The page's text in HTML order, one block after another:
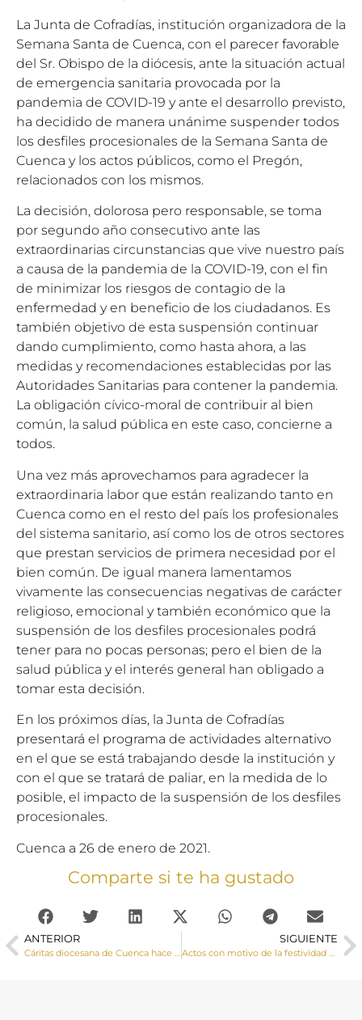
La Junta de Cofradías, institución organizadora de la
Semana Santa de Cuenca, con el parecer favorable
del Sr. Obispo de la diócesis, ante la situación actual
de emergencia sanitaria provocada por la
pandemia de COVID-19 y ante el desarrollo previsto,
ha decidido de manera unánime suspender todos
los desfiles procesionales de la Semana Santa de
Cuenca y los actos públicos, como el Pregón,
relacionados con los mismos.
La decisión, dolorosa pero responsable, se toma
por segundo año consecutivo ante las
extraordinarias circunstancias que vive nuestro país
a causa de la pandemia de la COVID-19, con el fin
de minimizar los riesgos de contagio de la
enfermedad y en beneficio de los ciudadanos. Es
también objetivo de esta suspensión continuar
dando cumplimiento, como hasta ahora, a las
medidas y recomendaciones establecidas por las
Autoridades Sanitarias para contener la pandemia.
La obligación cívico-moral de contribuir al bien
común, la salud pública en este caso, concierne a
todos.
Una vez más aprovechamos para agradecer la
extraordinaria labor que están realizando tanto en
Cuenca como en el resto del país los profesionales
del sistema sanitario, así como los de otros sectores
que prestan servicios de primera necesidad por el
bien común. De igual manera lamentamos
vivamente las consecuencias negativas de carácter
religioso, emocional y también económico que la
suspensión de los desfiles procesionales podrá
tener para no pocas personas; pero el bien de la
salud pública y el interés general han obligado a
tomar esta decisión.
En los próximos días, la Junta de Cofradías
presentará el programa de actividades alternativo
en el que se está trabajando desde la institución y
con el que se tratará de paliar, en la medida de lo
posible, el impacto de la suspensión de los desfiles
procesionales.
Cuenca a 26 de enero de 2021.
Comparte si te ha gustado
ANTERIOR
Cáritas diocesana de Cuenca hace un balance sobre la situación de las personas que viven en la calle de la capital conquense
SIGUIENTE
Actos con motivo de la festividad de San Julián, Patrón de la ciudad y la Diócesis de Cuenca